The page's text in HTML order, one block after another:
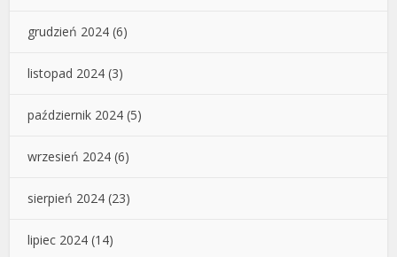
grudzień 2024 (6)
listopad 2024 (3)
październik 2024 (5)
wrzesień 2024 (6)
sierpień 2024 (23)
lipiec 2024 (14)